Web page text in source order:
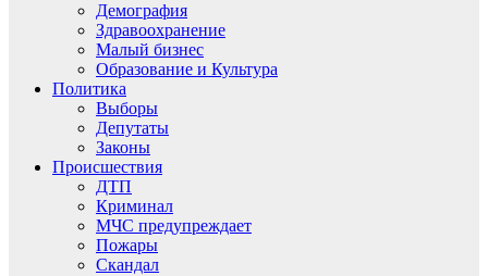
Демография
Здравоохранение
Малый бизнес
Образование и Культура
Политика
Выборы
Депутаты
Законы
Происшествия
ДТП
Криминал
МЧС предупреждает
Пожары
Скандал